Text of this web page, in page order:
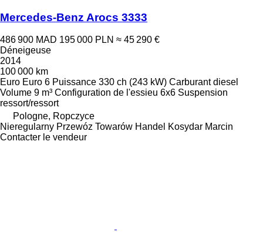
Mercedes-Benz Arocs 3333
486 900 MAD 195 000 PLN ≈ 45 290 €
Déneigeuse
2014
100 000 km
Euro Euro 6 Puissance 330 ch (243 kW) Carburant diesel
Volume 9 m³ Configuration de l'essieu 6x6 Suspension
ressort/ressort
Pologne, Ropczyce
Nieregularny Przewóz Towarów Handel Kosydar Marcin
Contacter le vendeur